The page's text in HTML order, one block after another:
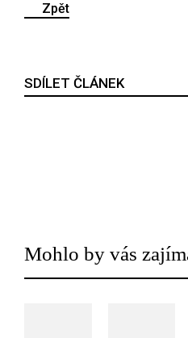
Zpět
SDÍLET ČLÁNEK
Mohlo by vás